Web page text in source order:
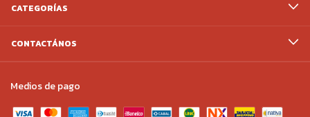
CATEGORÍAS
CONTACTÁNOS
Medios de pago